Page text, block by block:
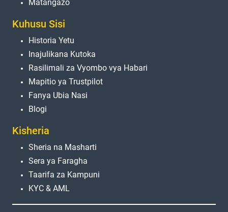
Matangazo
Kuhusu Sisi
Historia Yetu
Inajulikana Kutoka
Rasilimali za Vyombo vya Habari
Mapitio ya Trustpilot
Fanya Ubia Nasi
Blogi
Kisheria
Sheria na Masharti
Sera ya Faragha
Taarifa za Kampuni
KYC & AML